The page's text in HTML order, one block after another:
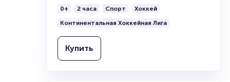
0+ 2 часа Спорт
Хоккей
Континентальная Хоккейная Лига
Купить